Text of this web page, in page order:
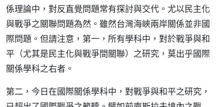
係理論中，對反直覺問題常有探討與交代。尤以民主化
與戰爭之關聯問題為然。雖然台灣海峽兩岸關係並非國
際問題。但請注意，第一，所有學科中，對於戰爭與和
平（尤其是民主化與戰爭間關聯）之研究，莫出乎國際
關係學科之右者。
第二，今日在國際關係學科中，對戰爭與和平之研究，